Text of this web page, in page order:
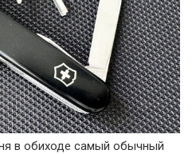
в обиходе самый обычный